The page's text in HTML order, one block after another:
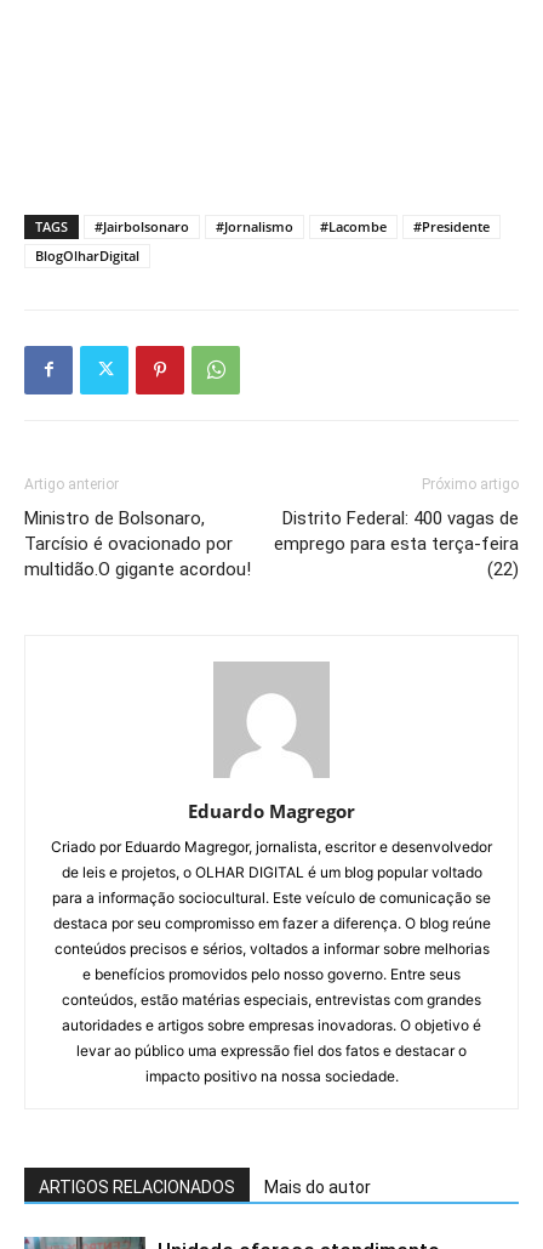
TAGS #Jairbolsonaro #Jornalismo #Lacombe
#Presidente
BlogOlharDigital
Artigo anterior
Ministro de Bolsonaro,
Tarcísio é ovacionado por
multidão.O gigante acordou!
Próximo artigo
Distrito Federal: 400 vagas de
emprego para esta terça-feira
(22)
Eduardo Magregor
Criado por Eduardo Magregor, jornalista, escritor e desenvolvedor
de leis e projetos, o OLHAR DIGITAL é um blog popular voltado
para a informação sociocultural. Este veículo de comunicação se
destaca por seu compromisso em fazer a diferença. O blog reúne
conteúdos precisos e sérios, voltados a informar sobre melhorias
e benefícios promovidos pelo nosso governo. Entre seus
conteúdos, estão matérias especiais, entrevistas com grandes
autoridades e artigos sobre empresas inovadoras. O objetivo é
levar ao público uma expressão fiel dos fatos e destacar o
impacto positivo na nossa sociedade.
ARTIGOS RELACIONADOS Mais do autor